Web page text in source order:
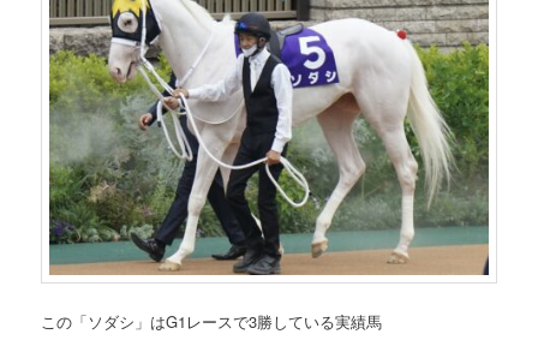
この「ソダシ」はG1レースで3勝している実績馬